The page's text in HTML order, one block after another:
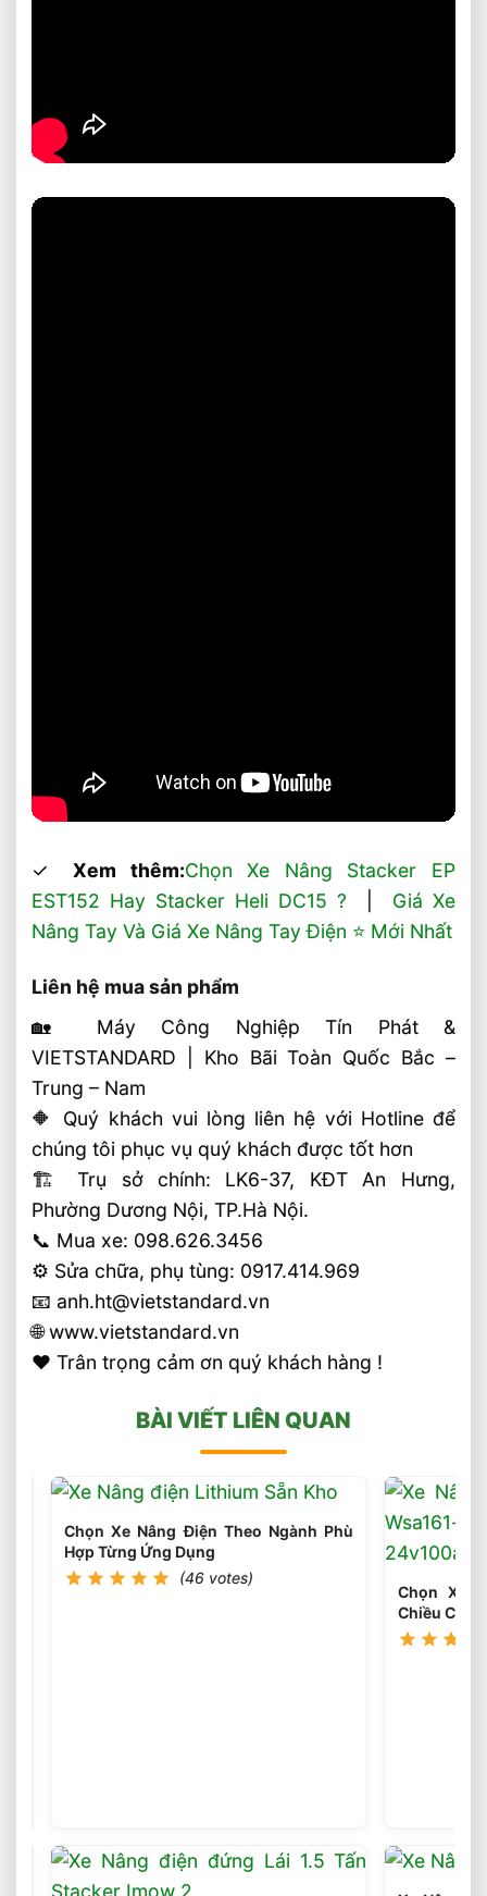
✓Xem thêm:Chọn Xe Nâng Stacker EP
EST152 Hay Stacker Heli DC15 ?
Giá Xe
Nâng Tay Và Giá Xe Nâng Tay Điện ⭐️ Mới Nhất
Liên hệ mua sản phẩm
🏡 Máy Công Nghiệp Tín Phát &
VIETSTANDARD | Kho Bãi Toàn Quốc Bắc –
Trung – Nam
🔶 Quý khách vui lòng liên hệ với Hotline để
chúng tôi phục vụ quý khách được tốt hơn
🏗 Trụ sở chính: LK6-37, KĐT An Hưng,
Phường Dương Nội, TP.Hà Nội.
📞 Mua xe: 098.626.3456
⚙️ Sửa chữa, phụ tùng: 0917.414.969
📧 anh.ht@vietstandard.vn
🌐 www.vietstandard.vn
❤️ Trân trọng cảm ơn quý khách hàng !
BÀI VIẾT LIÊN QUAN
Điện
Theo
Môi
Chọn Xe Nâng Điện Theo Ngành Phù
Hợp Từng Ứng Dụng
(46 votes)
Chọn Xe
Chiều Cao